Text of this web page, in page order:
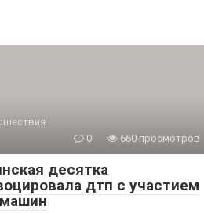
0
660 просмотров
десятка
дтп с участием